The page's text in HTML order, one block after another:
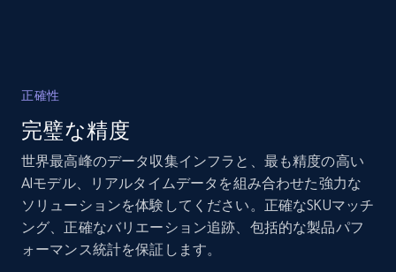
Amazon products global dataset - Collects
Title, Seller name, Brand, Description, Initial
price, Currency, Availability, Reviews count, and
more.
2.1K+ 375+ 今すぐ始める
正確性
完璧な精度
世界最高峰のデータ収集インフラと、最も精度の高い
AIモデル、リアルタイムデータを組み合わせた強力な
ソリューションを体験してください。正確なSKUマッチ
ング、正確なバリエーション追跡、包括的な製品パフ
ォーマンス統計を保証します。